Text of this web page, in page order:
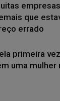
que
errado
primeira
uma mulher